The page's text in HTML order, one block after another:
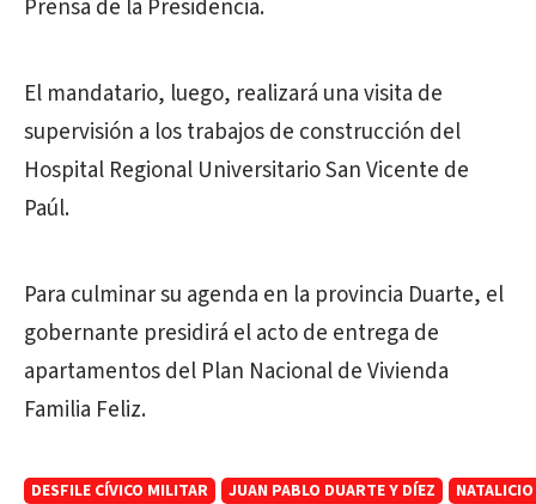
Prensa de la Presidencia.
El mandatario, luego, realizará una visita de
supervisión a los trabajos de construcción del
Hospital Regional Universitario San Vicente de
Paúl.
Para culminar su agenda en la provincia Duarte, el
gobernante presidirá el acto de entrega de
apartamentos del Plan Nacional de Vivienda
Familia Feliz.
DESFILE CÍVICO MILITAR JUAN PABLO DUARTE Y DÍEZ